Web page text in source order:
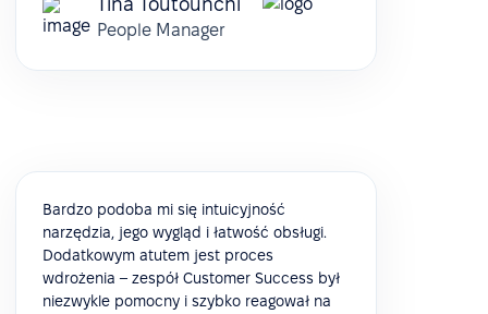
Tina Toutounchi
People Manager
Bardzo podoba mi się intuicyjność
narzędzia, jego wygląd i łatwość obsługi.
Dodatkowym atutem jest proces
wdrożenia – zespół Customer Success był
niezwykle pomocny i szybko reagował na